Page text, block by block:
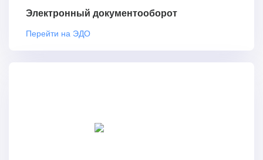
Электронный документооборот
Перейти на ЭДО